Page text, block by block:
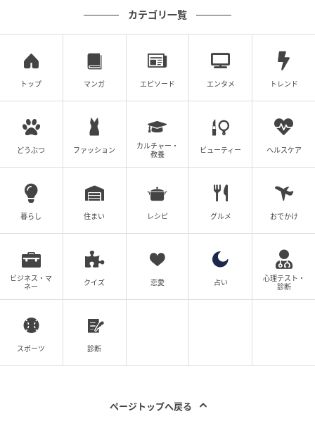
カテゴリ一覧
トップ マンガ エピソード エンタメ トレンド
どうぶつ ファッション
カルチャー・
教養
ビューティー ヘルスケア
暮らし 住まい レシピ グルメ おでかけ
ビジネス・マ
ネー
クイズ 恋愛 占い
心理テスト・
診断
スポーツ 診断
ページトップへ戻る